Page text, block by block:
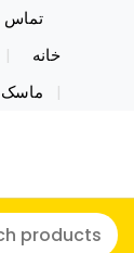
تماس
خانه
ماسک
نایکر
ولن
خرید
توی فروش
کریسمس